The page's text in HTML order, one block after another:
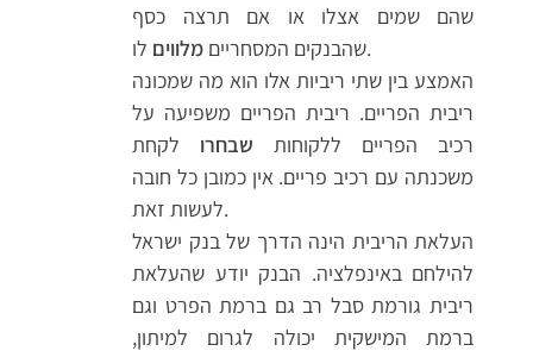
שהם שמים אצלו או אם תרצה כסף
שהבנקים המסחריים מלווים
לו.
האמצע בין שתי ריביות אלו הוא מה שמכונה
ריבית הפריים. ריבית הפריים משפיעה על
רכיב הפריים ללקוחות שבחרו לקחת
משכנתה עם רכיב פריים. אין כמובן כל חובה
לעשות זאת.
העלאת הריבית הינה הדרך של בנק ישראל
להילחם באינפלציה. הבנק יודע שהעלאת
ריבית גורמת סבל רב גם ברמת הפרט וגם
ברמת המישקית יכולה לגרום למיתון,